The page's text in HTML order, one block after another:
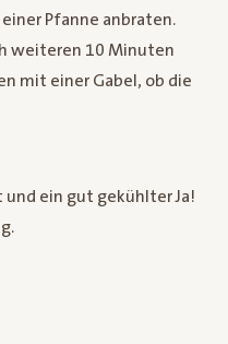
Pfanne anbraten.
weiteren 10 Minuten
mit einer Gabel, ob die
und ein gut gekühlter Ja!